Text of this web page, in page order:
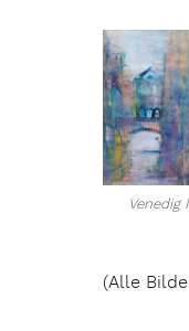
Venedig
(Alle